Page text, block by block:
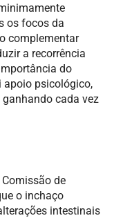
os focos da
complementar
a recorrência
do
psicológico,
cada vez
de
o inchaço
intestinais